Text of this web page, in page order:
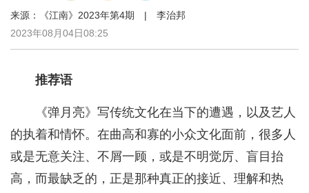
来源：《江南》2023年第4期 | 李治邦
2023年08月04日08:25
推荐语
《弹月亮》写传统文化在当下的遭遇，以及艺人
的执着和情怀。在曲高和寡的小众文化面前，很多人
或是无意关注、不屑一顾，或是不明觉厉、盲目抬
高，而最缺乏的，正是那种真正的接近、理解和热